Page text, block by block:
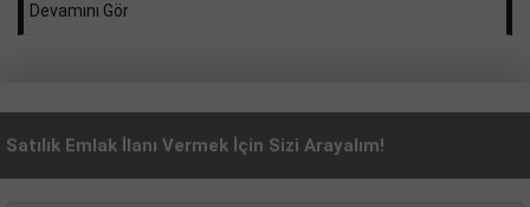
Devamını Gör
Satılık Emlak İlanı Vermek İçin Sizi Arayalım!